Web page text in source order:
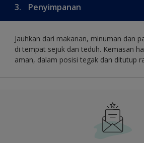
3. Penyimpanan
Jauhkan dari makanan, minuman dan
di tempat sejuk dan teduh. Kemasan
aman, dalam posisi tegak dan ditutup